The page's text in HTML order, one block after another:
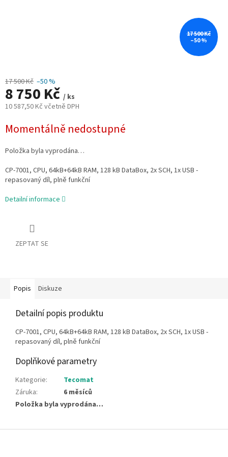
17 500 Kč
–50 %
17 500 Kč –50 %
8 750 Kč / ks
10 587,50 Kč včetně DPH
cena:
Momentálně nedostupné
Položka byla vyprodána…
CP-7001, CPU, 64kB+64kB RAM, 128 kB DataBox, 2x SCH, 1x USB -
repasovaný díl, plně funkční
Detailní informace
ZEPTAT SE
Popis Diskuze
Detailní popis produktu
CP-7001, CPU, 64kB+64kB RAM, 128 kB DataBox, 2x SCH, 1x USB -
repasovaný díl, plně funkční
Doplňkové parametry
Kategorie:
Tecomat
Záruka:
6 měsíců
Položka byla vyprodána…
Z